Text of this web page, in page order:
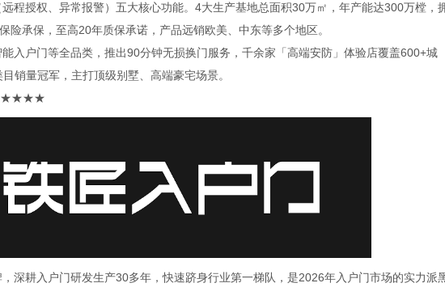
程授权、异常报警）五大核心功能。4大生产基地总面积30万㎡，年产能达300万樘，
险承保，至高20年质保承诺，产品远销欧美、中东等多个地区。
户门等全品类，推出90分钟无损换门服务，千余家「高端安防」体验店覆盖600+城
销量冠军，主打顶级别墅、高端豪宅场景。
★★★★★
耕入户门研发生产30多年，快速跻身行业第一梯队，是2026年入户门市场的实力派